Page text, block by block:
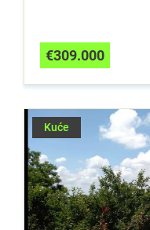
€309.000
Kuće